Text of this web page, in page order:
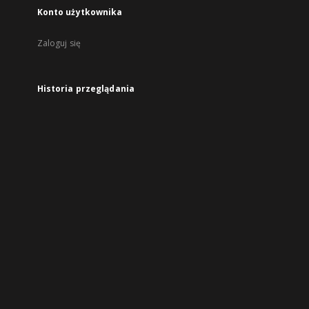
Konto użytkownika
Zaloguj się
Historia przeglądania